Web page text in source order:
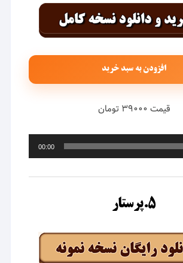
افزودن به سبد خرید
قیمت ۳۹۰۰۰ تومان
00:00
۵.پرستار